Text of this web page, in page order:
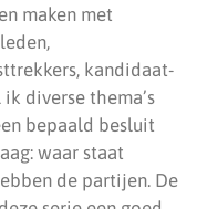
maken met
kandidaat-
diverse thema’s
bepaald besluit
waar staat
de partijen. De